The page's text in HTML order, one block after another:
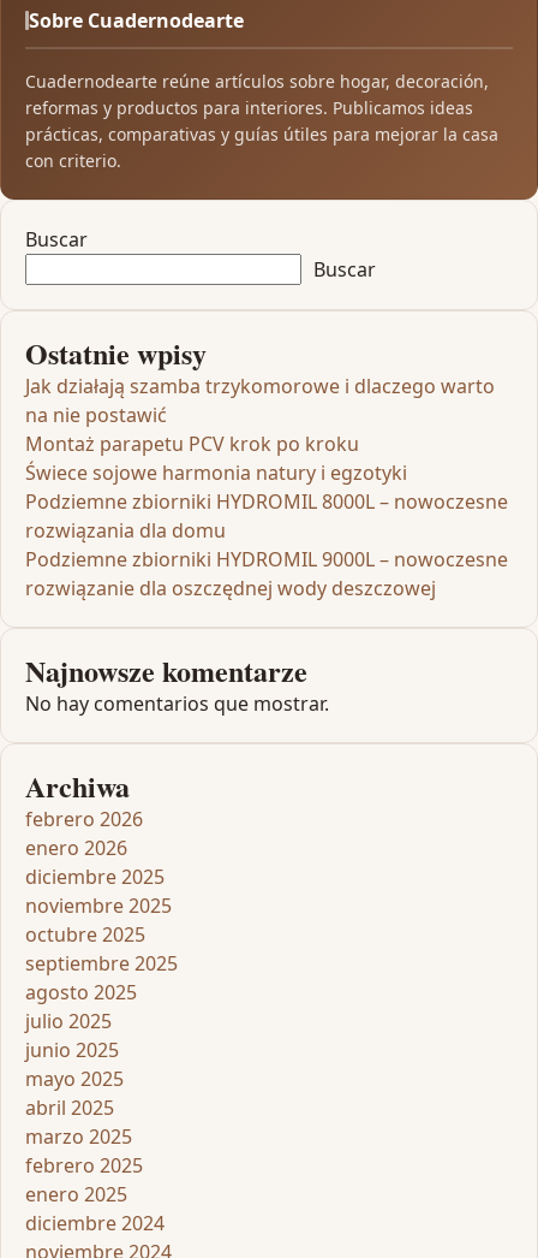
Sobre Cuadernodearte
Cuadernodearte reúne artículos sobre hogar, decoración,
reformas y productos para interiores. Publicamos ideas
prácticas, comparativas y guías útiles para mejorar la casa
con criterio.
Buscar
Buscar
Ostatnie wpisy
Jak działają szamba trzykomorowe i dlaczego warto
na nie postawić
Montaż parapetu PCV krok po kroku
Świece sojowe harmonia natury i egzotyki
Podziemne zbiorniki HYDROMIL 8000L – nowoczesne
rozwiązania dla domu
Podziemne zbiorniki HYDROMIL 9000L – nowoczesne
rozwiązanie dla oszczędnej wody deszczowej
Najnowsze komentarze
No hay comentarios que mostrar.
Archiwa
febrero 2026
enero 2026
diciembre 2025
noviembre 2025
octubre 2025
septiembre 2025
agosto 2025
julio 2025
junio 2025
mayo 2025
abril 2025
marzo 2025
febrero 2025
enero 2025
diciembre 2024
noviembre 2024